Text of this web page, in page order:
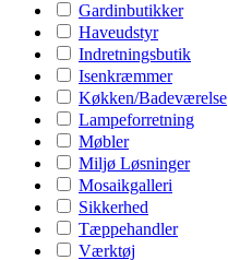
Gardinbutikker
Haveudstyr
Indretningsbutik
Isenkræmmer
Køkken/Badeværelse
Lampeforretning
Møbler
Miljø Løsninger
Mosaikgalleri
Sikkerhed
Tæppehandler
Værktøj